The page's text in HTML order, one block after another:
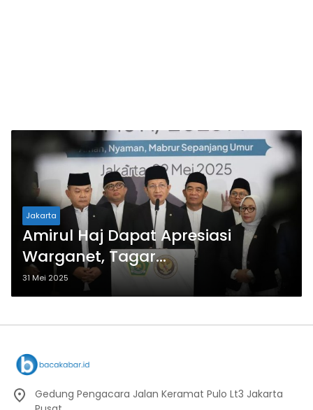
Jakarta
Amirul Haj Dapat Apresiasi
Warganet, Tagar
#Haji2025_Lancar Trending
31 Mei 2025
Gedung Pengacara Jalan Keramat Pulo Lt3 Jakarta